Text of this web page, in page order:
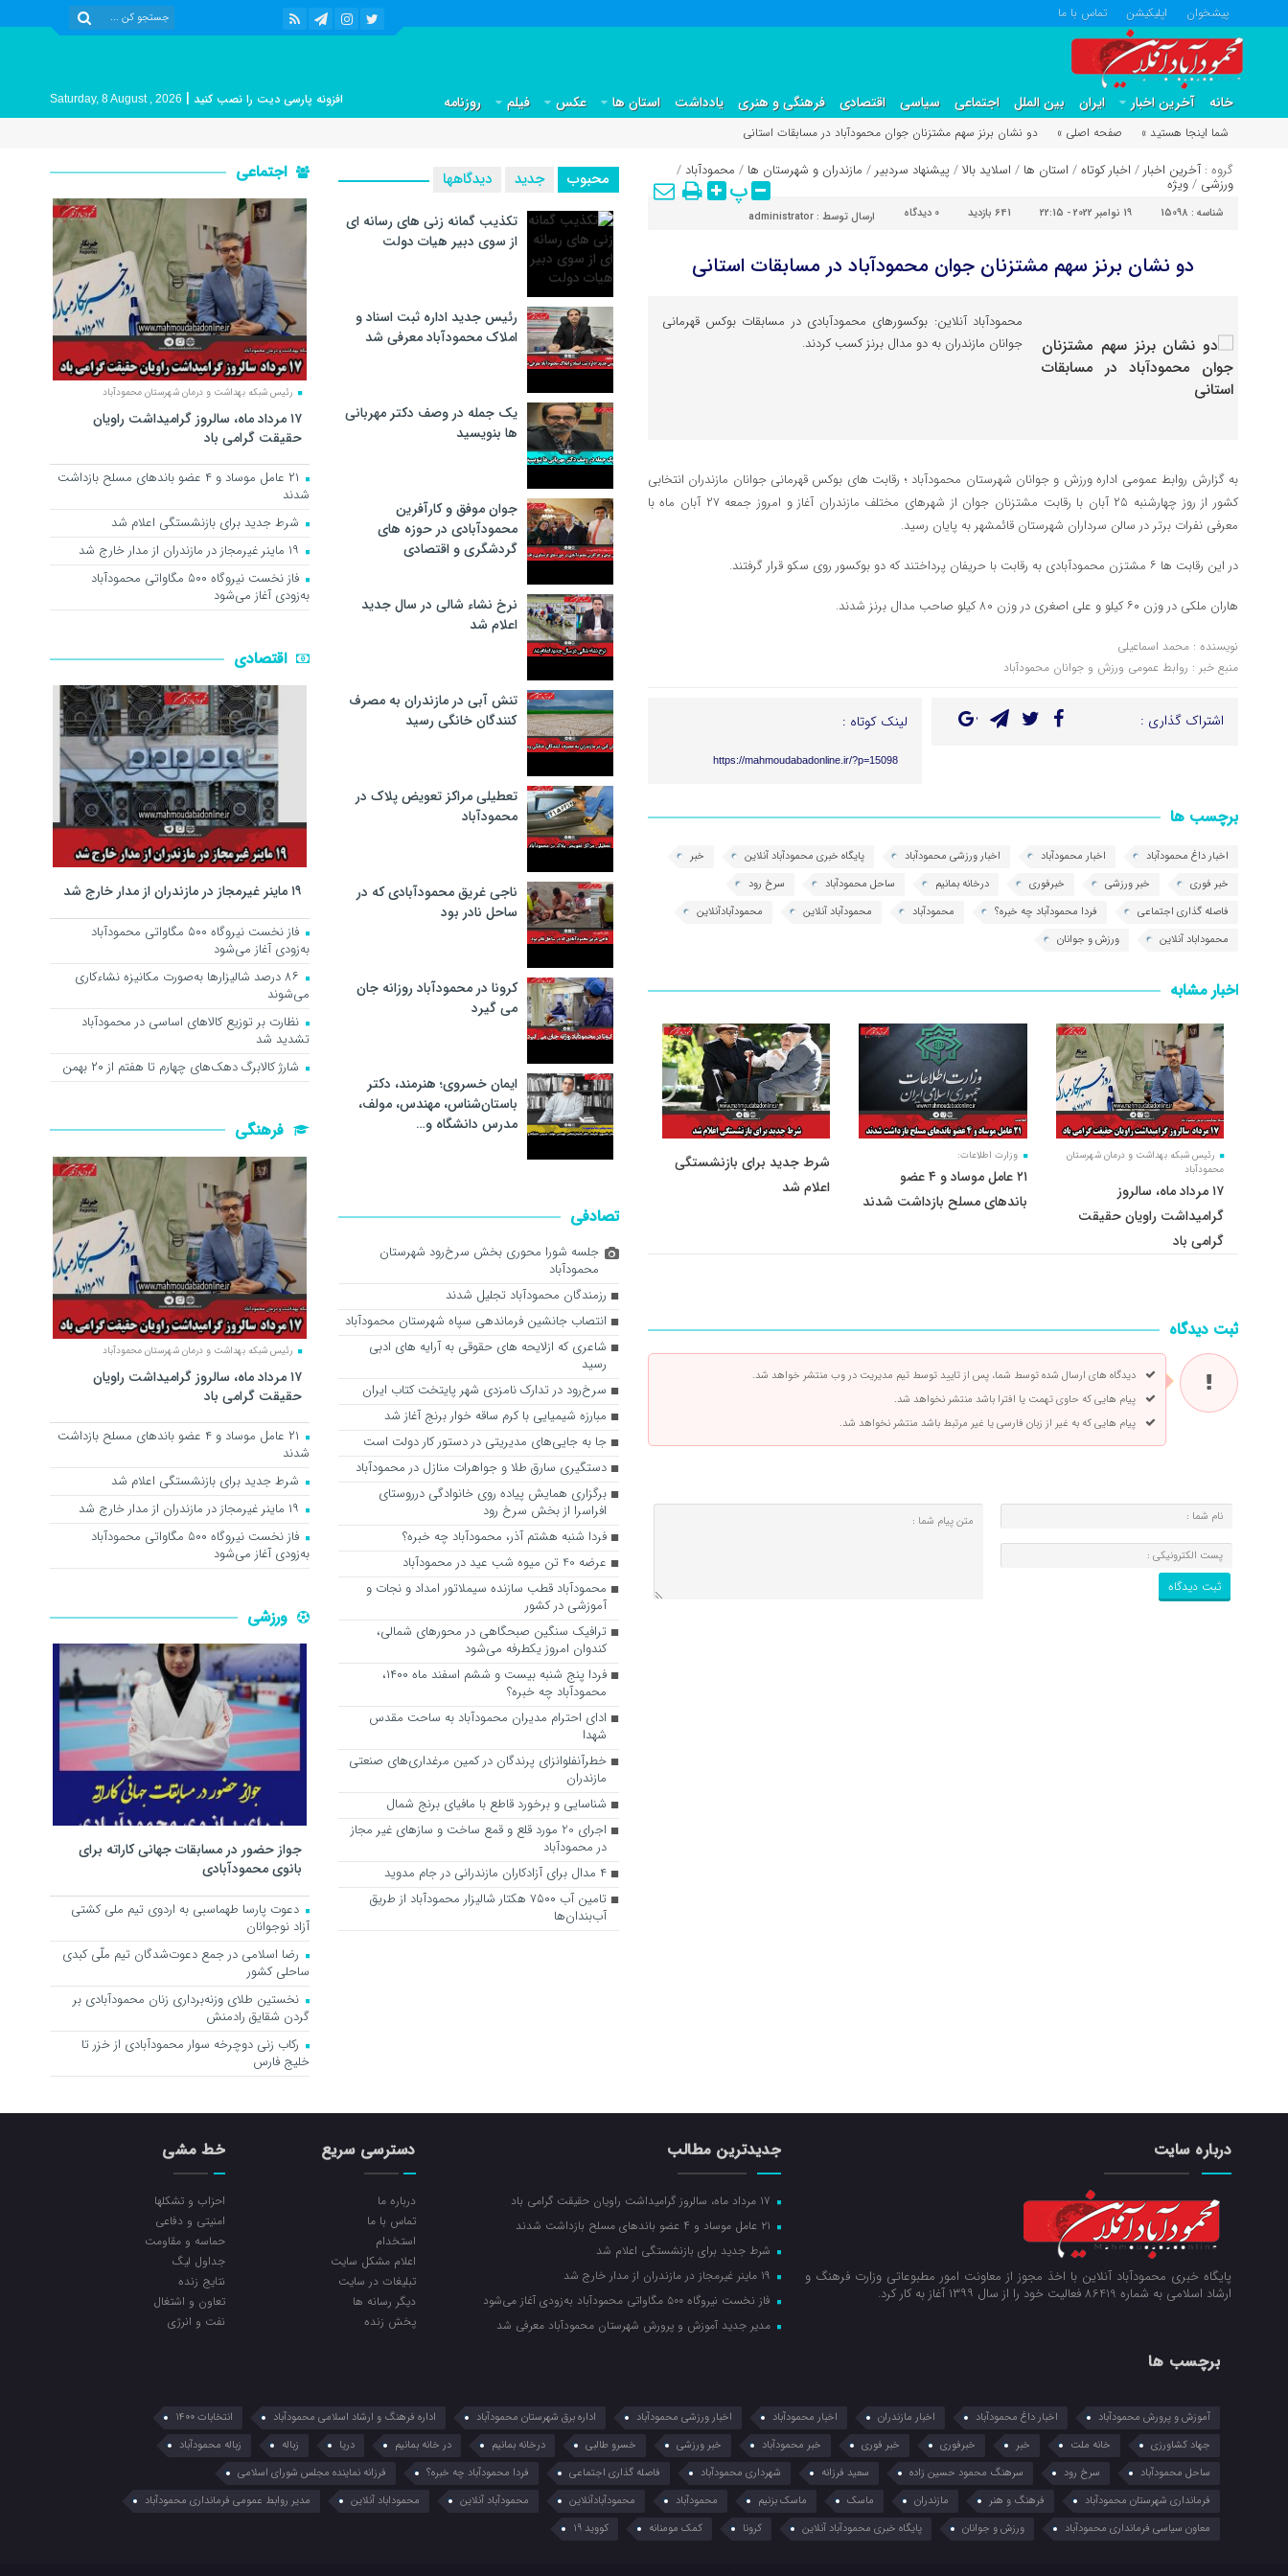
پیشخوان اپلیکیشن تماس با ما
خانه آخرین اخبار ایران بین الملل اجتماعی سیاسی اقتصادی فرهنگی و هنری یادداشت استان ها عکس فیلم روزنامه افزونه پارسی دیت را نصب کنید |
Saturday, 8 August , 2026
شما اینجا هستید » صفحه اصلی » دو نشان برنز سهم مشتزنان جوان محمودآباد در مسابقات استانی
گروه :آخرین اخبار / اخبار کوتاه/ استان ها / اسلاید بالا/پیشنهاد سردبیر / مازندران و شهرستان ها / محمودآباد /
ورزشی /ویژه پ
شناسه : 15098 19 نوامبر 2022 - 22:15 641 بازدید 0 دیدگاه ارسال توسط : administrator
دو نشان برنز سهم مشتزنان جوان محمودآباد در مسابقات استانی
محمودآباد آنلاین: بوکسورهای محمودآبادی در مسابقات بوکس قهرمانی
جوانان مازندران به دو مدال برنز کسب کردند.
به گزارش روابط عمومی اداره ورزش و جوانان شهرستان محمودآباد ؛ رقابت های بوکس قهرمانی جوانان مازندران انتخابی
کشور از روز چهارشنبه ۲۵ آبان با رقابت مشتزنان جوان از شهرهای مختلف مازندران آغاز و امروز جمعه ۲۷ آبان ماه با
معرفی نفرات برتر در سالن سرداران شهرستان قائمشهر به پایان رسید.
در این رقابت ها ۶ مشتزن محمودآبادی به رقابت با حریفان پرداختند که دو بوکسور روی سکو قرار گرفتند.
هاران ملکی در وزن ۶۰ کیلو و علی اصغری در وزن ۸۰ کیلو صاحب مدال برنز شدند.
نویسنده : محمد اسماعیلی
منبع خبر : روابط عمومی ورزش و جوانان محمودآباد
اشتراک گذاری : لینک کوتاه :
https://mahmoudabadonline.ir/?p=15098
برچسب ها
اخبار داغ محمودآباد اخبار محمودآباد اخبار ورزشی محمودآباد پایگاه خبری محمودآباد آنلاین
خبر
خبر فوری
خبر ورزشی خبرفوری درخانه بمانیم ساحل محمودآباد
سرخ رود
فاصله گذاری اجتماعی
فردا محمودآباد چه خبره؟ محمودآباد محمودآباد آنلاین
محمودآبادآنلاین
محموداباد آنلاین
ورزش و جوانان
اخبار مشابه
رئیس شبکه بهداشت و درمان شهرستان
محمودآباد
۱۷ مرداد ماه، سالروز
گرامیداشت راویان حقیقت
گرامی باد
وزارت اطلاعات:
۲۱ عامل موساد و ۴ عضو
باند‌های مسلح بازداشت شدند
شرط جدید برای بازنشستگی
اعلام شد
ثبت دیدگاه
دیدگاه های ارسال شده توسط شما، پس از تایید توسط تیم مدیریت در وب منتشر خواهد شد.
پیام هایی که حاوی تهمت یا افترا باشد منتشر نخواهد شد.
پیام هایی که به غیر از زبان فارسی یا غیر مرتبط باشد منتشر نخواهد شد.
محبوب جدید دیدگاهها
تکذیب گمانه زنی های رسانه ای
از سوی دبیر هیات دولت
رئیس جدید اداره ثبت اسناد و
املاک محمودآباد معرفی شد
یک جمله در وصف دکتر مهربانی
ها بنویسید
جوان موفق و کارآفرین
محمودآبادی در حوزه های
گردشگری و اقتصادی
نرخ نشاء شالی در سال جدید
اعلام شد
تنش آبی در مازندران به مصرف
كنندگان خانگی رسيد
تعطیلی مراکز تعویض پلاک در
محمودآباد
ناجی غریق محمودآبادی که در
ساحل نادر بود
کرونا در محمودآباد روزانه جان
می گیرد
ایمان خسروی؛ هنرمند، دکتر
باستان‌شناس، مهندس، مولف،
مدرس دانشگاه و…
تصادفی
جلسه شورا محوری بخش سرخ‌رود شهرستان
محمودآباد
رزمندگان محمودآباد تجلیل شدند
انتصاب جانشین فرماندهی سپاه شهرستان محمودآباد
شاعری که ازلایحه های حقوقی به آرایه های ادبی
رسید
سرخ‌رود در تدارک نامزدی شهر پایتخت کتاب ایران
مبارزه شیمیایی با کرم ساقه خوار برنج آغاز شد
جا به جایی‌های مدیریتی در دستور کار دولت است
دستگیری سارق طلا و جواهرات منازل در محمودآباد
برگزاری همایش پیاده روی خانوادگی درروستای
افراسرا از بخش سرخ رود
فردا شنبه هشتم آذر، محمودآباد چه خبره؟
عرضه 40 تن میوه شب عید در محمودآباد
محمودآباد قطب سازنده سیملاتور امداد و نجات و
آموزشی در کشور
ترافیک سنگین صبحگاهی در محور‌های شمالی،
کندوان امروز یکطرفه می‌شود
فردا پنج شنبه بیست و ششم اسفند ماه ۱۴۰۰،
محمودآباد چه خبره؟
ادای احترام مدیران محمودآباد به ساحت مقدس
شهدا
خطرآنفلوانزای پرندگان در کمین مرغداری‌های صنعتی
مازندران
شناسایی و برخورد قاطع با مافیای برنج شمال
اجرای 20 مورد قلع و قمع ساخت و سازهای غیر مجاز
در محمودآباد
۴ مدال برای آزادکاران مازندرانی در جام مدوید
تامین آب ۷۵۰۰ هکتار شالیزار محمودآباد از طریق
آب‌بندان‌ها
اجتماعی
رئیس شبکه بهداشت و درمان شهرستان محمودآباد
۱۷ مرداد ماه، سالروز گرامیداشت راویان
حقیقت گرامی باد
۲۱ عامل موساد و ۴ عضو باند‌های مسلح بازداشت
شدند
شرط جدید برای بازنشستگی اعلام شد
فاز نخست نیروگاه ۵۰۰ مگاواتی محمودآباد
به‌زودی آغاز می‌شود
اقتصادی
۱۹ ماینر غیرمجاز در مازندران از مدار خارج شد
فاز نخست نیروگاه ۵۰۰ مگاواتی محمودآباد
به‌زودی آغاز می‌شود
۸۶ درصد شالیزارها به‌صورت مکانیزه نشاءکاری
می‌شوند
نظارت بر توزیع کالا‌های اساسی در محمودآباد
تشدید شد
شارژ کالابرگ دهک‌های چهارم تا هفتم از ۲۰ بهمن
فرهنگی
رئیس شبکه بهداشت و درمان شهرستان محمودآباد
۱۷ مرداد ماه، سالروز گرامیداشت راویان
حقیقت گرامی باد
۲۱ عامل موساد و ۴ عضو باند‌های مسلح بازداشت
شدند
شرط جدید برای بازنشستگی اعلام شد
فاز نخست نیروگاه ۵۰۰ مگاواتی محمودآباد
به‌زودی آغاز می‌شود
ورزشی
جواز حضور در مسابقات جهانی کاراته برای
بانوی محمودآبادی
دعوت پارسا طهماسبی به اردوی تیم ملی کشتی
آزاد نوجوانان
رضا اسلامی در جمع دعوت‌شدگان تیم ملّی کبدی
ساحلی کشور
نخستین طلای وزنه‌برداری زنان محمودآبادی بر
گردن شقایق رادمنش
رکاب زنی دوچرخه سوار محمودآبادی از خزر تا
خلیج فارس
درباره سایت
پایگاه خبری محمودآباد آنلاین با اخذ مجوز از معاونت امور مطبوعاتی وزارت فرهنگ و
ارشاد اسلامی به شماره 86419 فعالیت خود را از سال ۱۳۹۹ آغاز به کار کرد.
جدیدترین مطالب
شرط جدید برای بازنشستگی اعلام شد
فاز نخست نیروگاه ۵۰۰ مگاواتی محمودآباد به‌زودی آغاز می‌شود
مدیر جدید آموزش و پرورش شهرستان محمودآباد معرفی شد
دسترسی سریع
درباره ما
تماس با ما
استخدام
اعلام مشکل سایت
تبلیغات در سایت
ديگر رسانه ها
پخش زنده
خط مشی
احزاب و تشکلها
امنیتی و دفاعی
حماسه و مقاومت
جداول لیگ
نتایج زنده
تعاون و اشتغال
نفت و انرژی
برچسب ها
آموزش و پرورش محمودآباد اخبار داغ محمودآباد اخبار مازندران اخبار محمودآباد اخبار ورزشی محمودآباد اداره برق شهرستان محمودآباد اداره فرهنگ و ارشاد اسلامی محمودآباد
انتخابات 1400
جهاد کشاورزی
خانه ملت خبر خبرفوری خبر فوری خبر محمودآباد خبر ورزشی خسرو طالبی درخانه بمانیم در خانه بمانیم دریا زباله
زباله محمودآباد
ساحل محمودآباد
سرخ رود سرهنگ محمود حسین زاده سعید فرزانه شهرداری محمودآباد فاصله گذاری اجتماعی فردا محمودآباد چه خبره؟
فرزانه نماینده مجلس شورای اسلامی
فرمانداری شهرستان محمودآباد
فرهنگ و هنر مازندران ماسک ماسک بزنیم محمودآباد محمودآبادآنلاین محمودآباد آنلاین محموداباد آنلاین
مدیر روابط عمومی فرمانداری محمودآباد
معاون سیاسی فرمانداری محمودآباد
ورزش و جوانان پایگاه خبری محمودآباد آنلاین کرونا کمک مومنانه کووید 19